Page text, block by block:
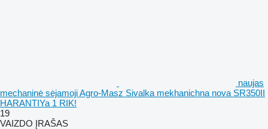
naujas
mechaninė sėjamoji Agro-Masz Sivalka mekhanichna nova SR350II
HARANTIYa 1 RIK!
19
VAIZDO ĮRAŠAS